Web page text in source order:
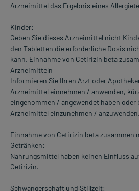
Arzneimittel das Ergebnis eines
Kinder:
Geben Sie dieses Arzneimittel nicht
den Tabletten die erforderliche Dosis
kann. Einnahme von Cetirizin beta
Arzneimitteln
Informieren Sie Ihren Arzt oder
Arzneimittel einnehmen / anwenden,
eingenommen / angewendet haben
Arzneimittel einzunehmen / anzuwenden.
Einnahme von Cetirizin beta zusammen
Getränken:
Nahrungsmittel haben keinen Einfluss
Cetirizin.
Schwangerschaft und Stillzeit: